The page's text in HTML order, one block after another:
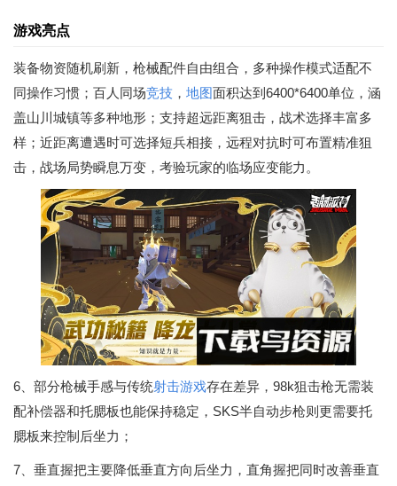
游戏亮点
装备物资随机刷新，枪械配件自由组合，多种操作模式适配不
同操作习惯；百人同场竞技 ， 地图面积达到6400*6400单位，涵
盖山川城镇等多种地形；支持超远距离狙击，战术选择丰富多
样；近距离遭遇时可选择短兵相接，远程对抗时可布置精准狙
击，战场局势瞬息万变，考验玩家的临场应变能力。
6、部分枪械手感与传统射击游戏存在差异，98k狙击枪无需装
配补偿器和托腮板也能保持稳定，SKS半自动步枪则更需要托
腮板来控制后坐力；
7、垂直握把主要降低垂直方向后坐力，直角握把同时改善垂直